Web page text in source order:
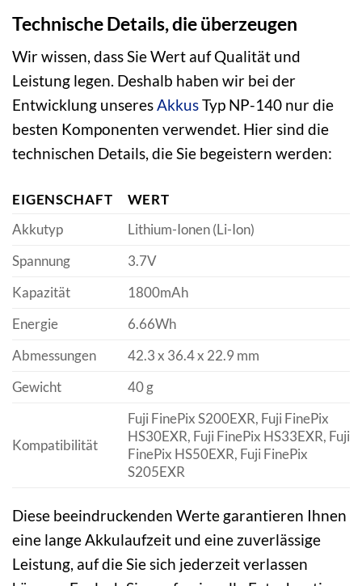
Technische Details, die überzeugen
Wir wissen, dass Sie Wert auf Qualität und
Leistung legen. Deshalb haben wir bei der
Entwicklung unseresAkkusTyp NP-140 nur die
besten Komponenten verwendet. Hier sind die
technischen Details, die Sie begeistern werden:
EIGENSCHAFT
WERT
Akkutyp
Lithium-Ionen (Li-Ion)
Spannung
3.7V
Kapazität
1800mAh
Energie
6.66Wh
Abmessungen
42.3 x 36.4 x 22.9 mm
Gewicht
40 g
Kompatibilität
Fuji FinePix S200EXR, Fuji FinePix
HS30EXR, Fuji FinePix HS33EXR, Fuji
FinePix HS50EXR, Fuji FinePix
S205EXR
Diese beeindruckenden Werte garantieren Ihnen
eine lange Akkulaufzeit und eine zuverlässige
Leistung, auf die Sie sich jederzeit verlassen